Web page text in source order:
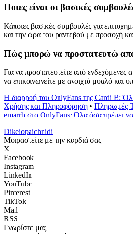
Ποιες είναι οι βασικές
Κάποιες βασικές συμβουλές για
και την ώρα του ραντεβού με προσοχή
Πώς μπορώ να προστατευτώ από
Για να προστατευτείτε από ενδεχόμενες
να επικοινωνείτε με ανοιχτό μυαλό και
Η διαρροή του OnlyFans της Cardi B:
Χρήσης και Πληροφόρηση • Πληρωμές
emarrb στο OnlyFans: Όλα όσα πρέπει να
Dikeiopaichnidi
Μοιραστείτε με την καρδιά σας
X
Facebook
Instagram
LinkedIn
YouTube
Pinterest
TikTok
Mail
RSS
Γνωρίστε μας